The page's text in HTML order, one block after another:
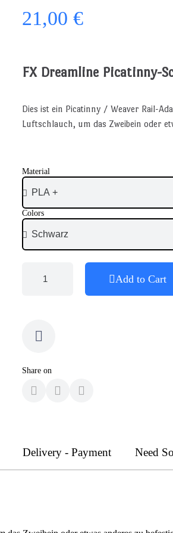
21,00 €
FX Dreamline Picatinny-
Dies ist ein Picatinny / Weaver Rail-
Luftschlauch, um das Zweibein oder
Material
Colors
Add to Cart
Share on
Delivery - Payment Need